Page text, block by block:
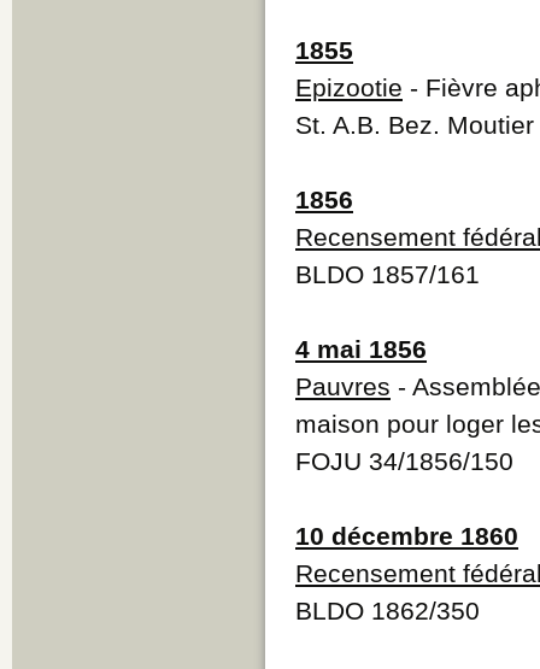
1855
Epizootie - Fièvre
St. A.B. Bez.
1856
Recensement
BLDO 1857/161
4 mai 1856
Pauvres -
maison pour loger
FOJU 34/1856/150
10 décembre 1860
Recensement
BLDO 1862/350